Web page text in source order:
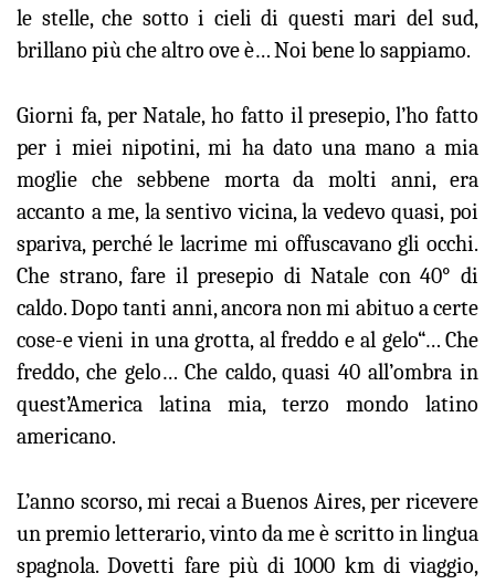
le stelle, che sotto i cieli di questi mari del sud,
brillano più che altro ove è… Noi bene lo sappiamo.
Giorni fa, per Natale, ho fatto il presepio, l’ho fatto
per i miei nipotini, mi ha dato una mano a mia
moglie che sebbene morta da molti anni, era
accanto a me, la sentivo vicina, la vedevo quasi, poi
spariva, perché le lacrime mi offuscavano gli occhi.
Che strano, fare il presepio di Natale con 40° di
caldo. Dopo tanti anni, ancora non mi abituo a certe
cose-e vieni in una grotta, al freddo e al gelo“… Che
freddo, che gelo… Che caldo, quasi 40 all’ombra in
quest’America latina mia, terzo mondo latino
americano.
L’anno scorso, mi recai a Buenos Aires, per ricevere
un premio letterario, vinto da me è scritto in lingua
spagnola. Dovetti fare più di 1000 km di viaggio,